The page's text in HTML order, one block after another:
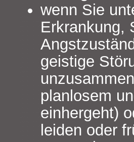
wenn Sie
Erkrankung,
geistige
planlosem
einhergeht)
leiden oder